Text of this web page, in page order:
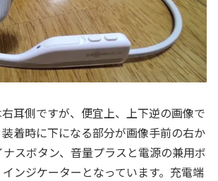
耳側ですが、便宜上、上下逆の画像で
着時に下になる部分が画像手前の右か
スボタン、音量プラスと電源の兼用ボ
ンジケーターとなっています。充電端